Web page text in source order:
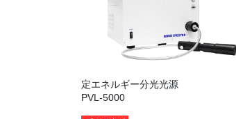
定エネルギー分光光源
PVL-5000